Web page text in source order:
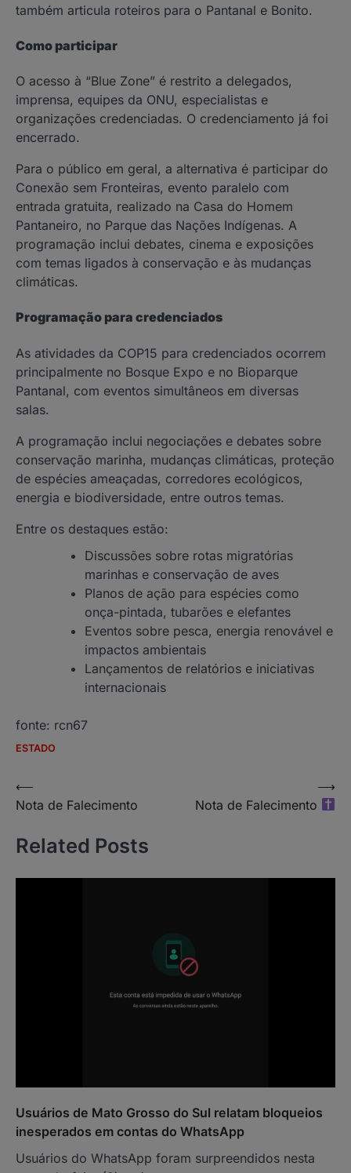
também articula roteiros para o Pantanal e Bonito.
Como participar
O acesso à “Blue Zone” é restrito a delegados,
imprensa, equipes da ONU, especialistas e
organizações credenciadas. O credenciamento já foi
encerrado.
Para o público em geral, a alternativa é participar do
Conexão sem Fronteiras, evento paralelo com
entrada gratuita, realizado na Casa do Homem
Pantaneiro, no Parque das Nações Indígenas. A
programação inclui debates, cinema e exposições
com temas ligados à conservação e às mudanças
climáticas.
Programação para credenciados
As atividades da COP15 para credenciados ocorrem
principalmente no Bosque Expo e no Bioparque
Pantanal, com eventos simultâneos em diversas
salas.
A programação inclui negociações e debates sobre
conservação marinha, mudanças climáticas, proteção
de espécies ameaçadas, corredores ecológicos,
energia e biodiversidade, entre outros temas.
Entre os destaques estão:
Discussões sobre rotas migratórias
marinhas e conservação de aves
Planos de ação para espécies como
onça-pintada, tubarões e elefantes
Eventos sobre pesca, energia renovável e
impactos ambientais
Lançamentos de relatórios e iniciativas
internacionais
fonte: rcn67
ESTADO
Navegação
de
Post
⟵
Nota de Falecimento
Nota de Falecimento
⟶
Related Posts
Usuários de Mato Grosso do Sul relatam bloqueios
inesperados em contas do WhatsApp
Usuários do WhatsApp foram surpreendidos nesta